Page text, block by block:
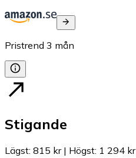
Pristrend 3 mån
Stigande
Lägst: 815 kr| Högst: 1 294 kr